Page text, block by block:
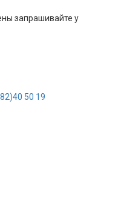
запрашивайте у
50 19